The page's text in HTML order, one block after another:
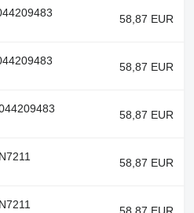
58,87 EUR
58,87 EUR
58,87 EUR
58,87 EUR